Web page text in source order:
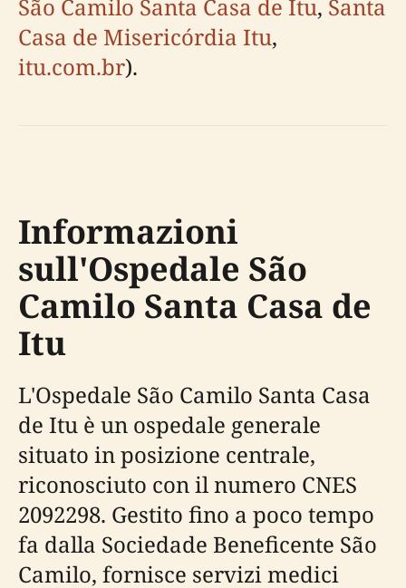
São Camilo Santa Casa de Itu, Santa
Casa de Misericórdia Itu,
itu.com.br).
Informazioni
sull'Ospedale São
Camilo Santa Casa de
Itu
L'Ospedale São Camilo Santa Casa
de Itu è un ospedale generale
situato in posizione centrale,
riconosciuto con il numero CNES
2092298. Gestito fino a poco tempo
fa dalla Sociedade Beneficente São
Camilo, fornisce servizi medici